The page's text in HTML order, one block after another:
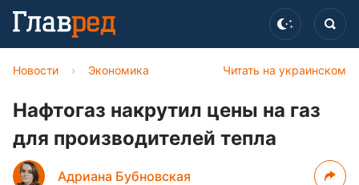
Читать на украинском
Новости › Экономика
Нафтогаз накрутил цены на газ
для производителей тепла
Адриана Бубновская